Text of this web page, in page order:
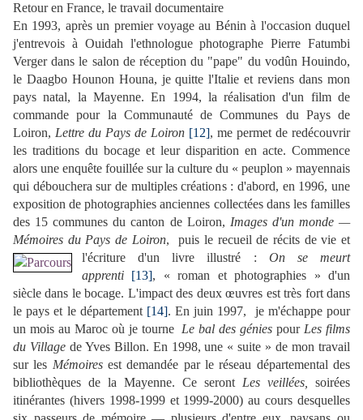
Retour en France, le travail documentaire
En 1993, après un premier voyage au Bénin à l'occasion duquel
j'entrevois à Ouidah l'ethnologue photographe Pierre Fatumbi
Verger dans le salon de réception du "pape" du vodûn Houindo,
le Daagbo Hounon Houna, je quitte l'Italie et reviens dans mon
pays natal, la Mayenne. En 1994, la réalisation d'un film de
commande pour la Communauté de Communes du Pays de
Loiron, Lettre du Pays de Loiron [12], me permet de redécouvrir
les traditions du bocage et leur disparition en acte. Commence
alors une enquête fouillée sur la culture du « peuplon » mayennais
qui débouchera sur de multiples créations : d'abord, en 1996, une
exposition de photographies anciennes collectées dans les familles
des 15 communes du canton de Loiron, Images d'un monde—
Mémoires du Pays de Loiron, puis le recueil de récits de vie et
l'écriture d'un livre illustré : On se meurt
apprenti [13], « roman et photographies » d'un
siècle dans le bocage. L'impact des deux œuvres est très fort dans
le pays et le département [14]. En juin 1997, je m'échappe pour
un mois au Maroc où je tourne Le bal des génies pour Les films
du Villagede Yves Billon. En 1998, une « suite » de mon travail
sur les Mémoiresest demandée par le réseau départemental des
bibliothèques de la Mayenne. Ce seront Les veillées, soirées
itinérantes (hivers 1998-1999 et 1999-2000) au cours desquelles